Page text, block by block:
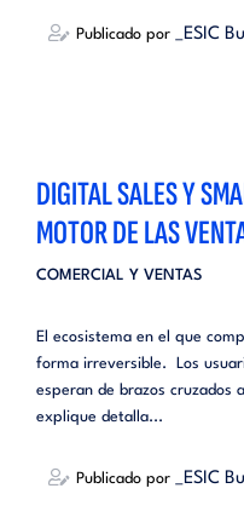
Publicado por _ESIC
DIGITAL SALES Y
MOTOR DE LAS
COMERCIAL Y VENTAS
El ecosistema en el que
forma irreversible. Los
esperan de brazos cruzados
explique detalla...
Publicado por _ESIC